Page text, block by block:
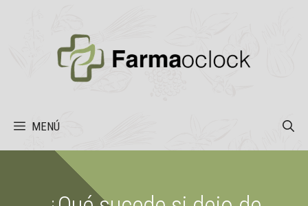
MENÚ